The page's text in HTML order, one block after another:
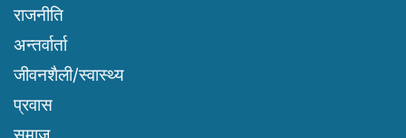
राजनीति
अन्तर्वार्ता
जीवनशैली/स्वास्थ्य
प्रवास